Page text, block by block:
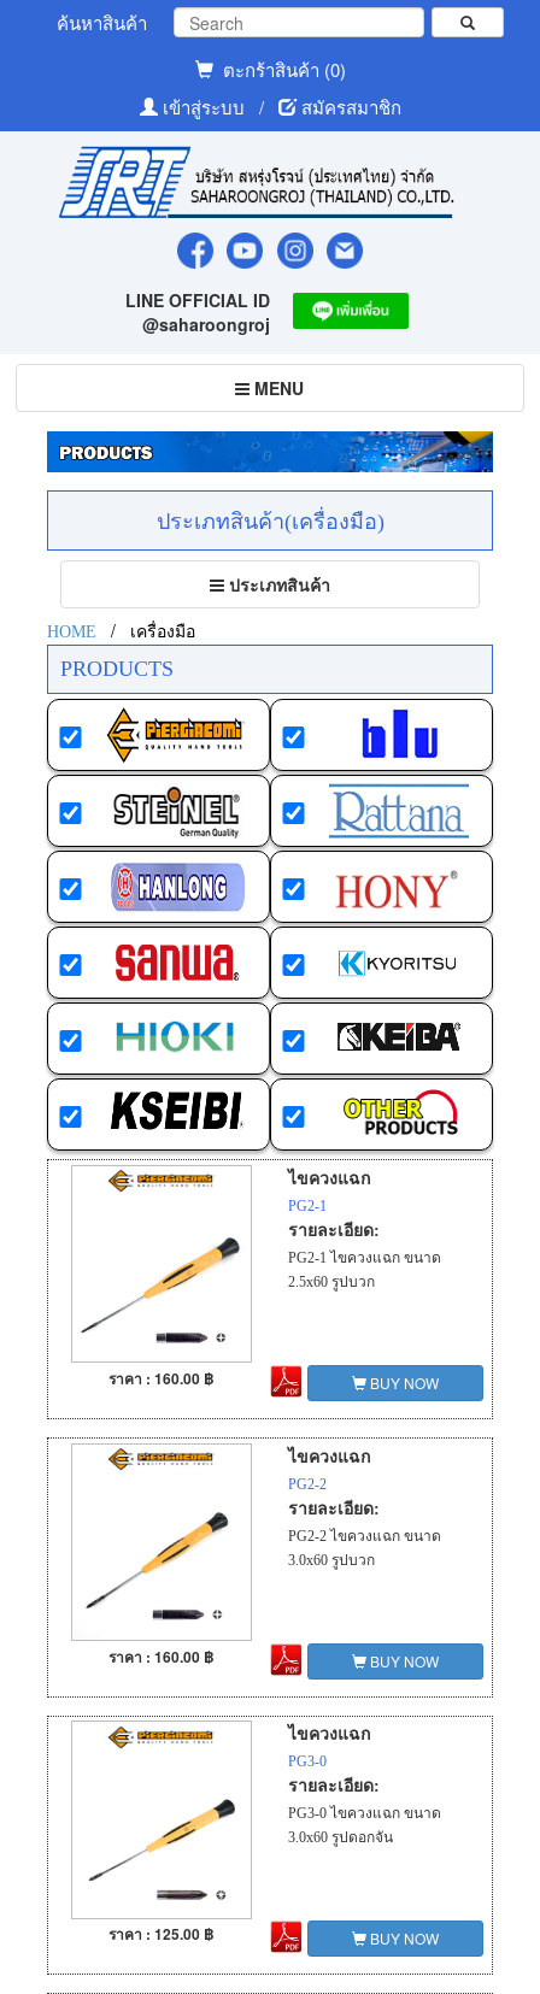
ค้นหาสินค้า
ตะกร้าสินค้า (0)
เข้าสู่ระบบ
/ สมัครสมาชิก
LINE OFFICIAL ID
@saharoongroj
Toggle
navigation
MENU
ประเภทสินค้า(เครื่องมือ)
Toggle
navigation
ประเภทสินค้า
HOME / เครื่องมือ
PRODUCTS
ไขควงแฉก
PG2-1
รายละเอียด:
PG2-1 ไขควงแฉก ขนาด
2.5x60 รูปบวก
ราคา : 160.00 ฿ BUY NOW
ไขควงแฉก
PG2-2
รายละเอียด:
PG2-2 ไขควงแฉก ขนาด
3.0x60 รูปบวก
ราคา : 160.00 ฿ BUY NOW
ไขควงแฉก
PG3-0
รายละเอียด:
PG3-0 ไขควงแฉก ขนาด
3.0x60 รูปดอกจัน
ราคา : 125.00 ฿ BUY NOW